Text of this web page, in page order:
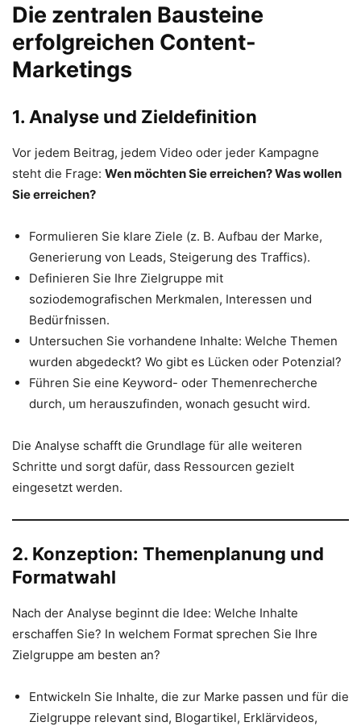
Die zentralen Bausteine
erfolgreichen Content-
Marketings
1. Analyse und Zieldefinition
Vor jedem Beitrag, jedem Video oder jeder Kampagne
steht die Frage: Wen möchten Sie erreichen? Was wollen
Sie erreichen?
Formulieren Sie klare Ziele (z. B. Aufbau der Marke,
Generierung von Leads, Steigerung des Traffics).
Definieren Sie Ihre Zielgruppe mit
soziodemografischen Merkmalen, Interessen und
Bedürfnissen.
Untersuchen Sie vorhandene Inhalte: Welche Themen
wurden abgedeckt? Wo gibt es Lücken oder Potenzial?
Führen Sie eine Keyword- oder Themenrecherche
durch, um herauszufinden, wonach gesucht wird.
Die Analyse schafft die Grundlage für alle weiteren
Schritte und sorgt dafür, dass Ressourcen gezielt
eingesetzt werden.
2. Konzeption: Themenplanung und
Formatwahl
Nach der Analyse beginnt die Idee: Welche Inhalte
erschaffen Sie? In welchem Format sprechen Sie Ihre
Zielgruppe am besten an?
Entwickeln Sie Inhalte, die zur Marke passen und für die
Zielgruppe relevant sind, Blogartikel, Erklärvideos,